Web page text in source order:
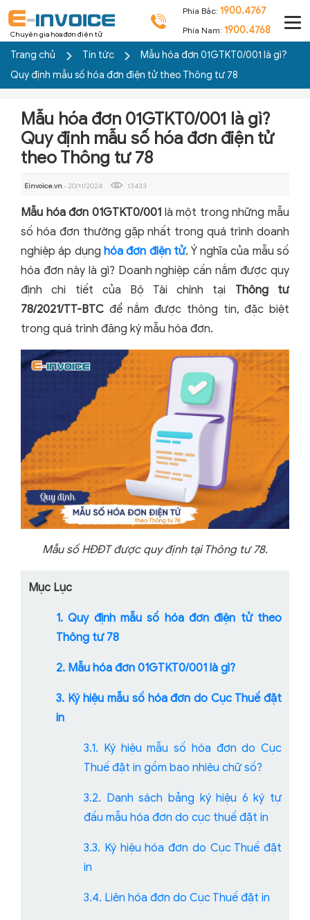
Chuyên gia hóa đơn điện tử
Phía Bắc: 1900.4767
Phía Nam: 1900.4768
Trang chủ Tin tức
Mẫu hóa đơn 01GTKT0/001 là gì?
Quy định mẫu số hóa đơn điện tử theo Thông tư 78
Mẫu hóa đơn 01GTKT0/001 là gì?
Quy định mẫu số hóa đơn điện tử
theo Thông tư 78
Einvoice.vn- 20/11/2024 13433
Mẫu hóa đơn 01GTKT0/001là một trong những mẫu
số hóa đơn thường gặp nhất trong quá trình doanh
nghiệp áp dụnghóa đơn điện tử. Ý nghĩa của mẫu số
hóa đơn này là gì? Doanh nghiệp cần nắm được quy
định chi tiết của Bộ Tài chính tại Thông tư
78/2021/TT-BTC để nắm được thông tin, đặc biệt
trong quá trình đăng ký mẫu hóa đơn.
Mẫu số HĐĐT được quy định tại Thông tư 78.
Mục Lục
1. Quy định mẫu số hóa đơn điện tử theo
Thông tư 78
2. Mẫu hóa đơn 01GTKT0/001 là gì?
3. Ký hiệu mẫu số hóa đơn do Cục Thuế đặt
in
3.1. Ký hiệu mẫu số hóa đơn do Cục
Thuế đặt in gồm bao nhiêu chữ số?
3.2. Danh sách bảng ký hiệu 6 ký tự
đầu mẫu hóa đơn do cục thuế đặt in
3.3. Ký hiệu hóa đơn do Cục Thuế đặt
in
3.4. Liên hóa đơn do Cục Thuế đặt in